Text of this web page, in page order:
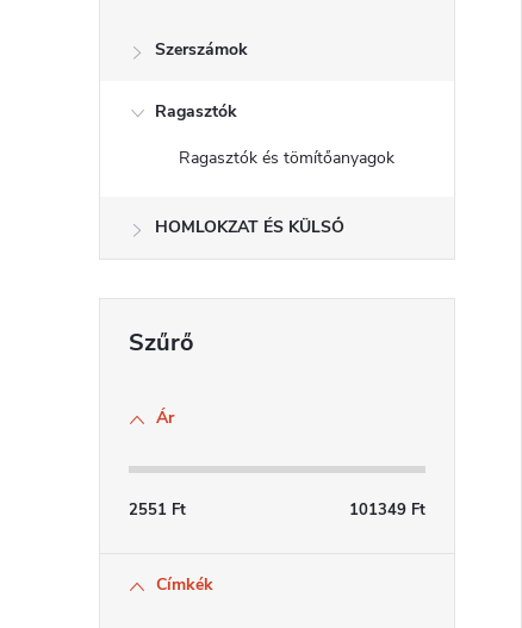
Szerszámok
Ragasztók
Ragasztók és tömítőanyagok
HOMLOKZAT ÉS KÜLSŐ
Ár
2551 Ft 101349 Ft
Címkék